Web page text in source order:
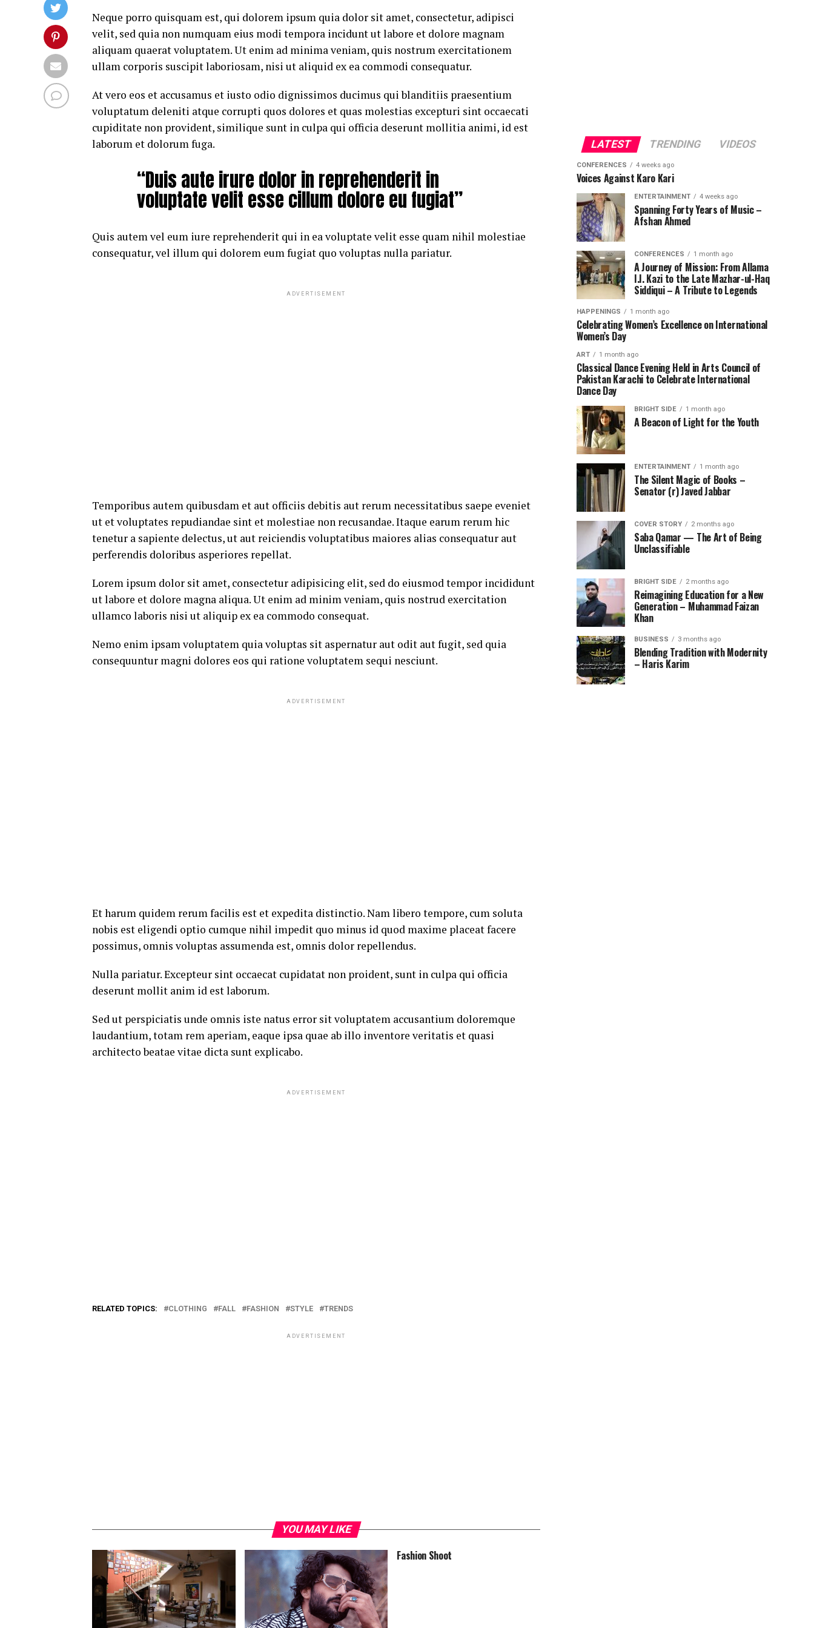
Neque porro quisquam est, qui dolorem ipsum quia dolor sit amet, consectetur, adipisci
velit, sed quia non numquam eius modi tempora incidunt ut labore et dolore magnam
aliquam quaerat voluptatem. Ut enim ad minima veniam, quis nostrum exercitationem
ullam corporis suscipit laboriosam, nisi ut aliquid ex ea commodi consequatur.
At vero eos et accusamus et iusto odio dignissimos ducimus qui blanditiis praesentium
voluptatum deleniti atque corrupti quos dolores et quas molestias excepturi sint occaecati
cupiditate non provident, similique sunt in culpa qui officia deserunt mollitia animi, id est
laborum et dolorum fuga.
“Duis aute irure dolor in reprehenderit in
voluptate velit esse cillum dolore eu fugiat”
Quis autem vel eum iure reprehenderit qui in ea voluptate velit esse quam nihil molestiae
consequatur, vel illum qui dolorem eum fugiat quo voluptas nulla pariatur.
ADVERTISEMENT
Temporibus autem quibusdam et aut officiis debitis aut rerum necessitatibus saepe eveniet
ut et voluptates repudiandae sint et molestiae non recusandae. Itaque earum rerum hic
tenetur a sapiente delectus, ut aut reiciendis voluptatibus maiores alias consequatur aut
perferendis doloribus asperiores repellat.
Lorem ipsum dolor sit amet, consectetur adipisicing elit, sed do eiusmod tempor incididunt
ut labore et dolore magna aliqua. Ut enim ad minim veniam, quis nostrud exercitation
ullamco laboris nisi ut aliquip ex ea commodo consequat.
Nemo enim ipsam voluptatem quia voluptas sit aspernatur aut odit aut fugit, sed quia
consequuntur magni dolores eos qui ratione voluptatem sequi nesciunt.
ADVERTISEMENT
Et harum quidem rerum facilis est et expedita distinctio. Nam libero tempore, cum soluta
nobis est eligendi optio cumque nihil impedit quo minus id quod maxime placeat facere
possimus, omnis voluptas assumenda est, omnis dolor repellendus.
Nulla pariatur. Excepteur sint occaecat cupidatat non proident, sunt in culpa qui officia
deserunt mollit anim id est laborum.
Sed ut perspiciatis unde omnis iste natus error sit voluptatem accusantium doloremque
laudantium, totam rem aperiam, eaque ipsa quae ab illo inventore veritatis et quasi
architecto beatae vitae dicta sunt explicabo.
ADVERTISEMENT
RELATED TOPICS: CLOTHING FALL FASHION STYLE TRENDS
ADVERTISEMENT
YOU MAY LIKE
Fashion Shoot
LATEST TRENDING VIDEOS
CONFERENCES 4 weeks ago
Voices Against Karo Kari
ENTERTAINMENT 4 weeks ago
Spanning Forty Years of Music –
Afshan Ahmed
CONFERENCES 1 month ago
A Journey of Mission: From Allama
I.I. Kazi to the Late Mazhar-ul-Haq
Siddiqui – A Tribute to Legends
HAPPENINGS 1 month ago
Celebrating Women’s Excellence on International
Women’s Day
ART 1 month ago
Classical Dance Evening Held in Arts Council of
Pakistan Karachi to Celebrate International
Dance Day
BRIGHT SIDE 1 month ago
A Beacon of Light for the Youth
ENTERTAINMENT 1 month ago
The Silent Magic of Books –
Senator (r) Javed Jabbar
COVER STORY 2 months ago
Saba Qamar — The Art of Being
Unclassifiable
BRIGHT SIDE 2 months ago
Reimagining Education for a New
Generation – Muhammad Faizan
Khan
BUSINESS 3 months ago
Blending Tradition with Modernity
– Haris Karim